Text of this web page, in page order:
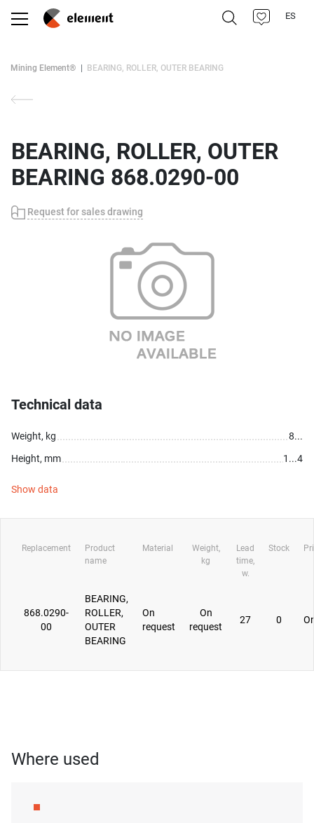
ES
Mining Element® BEARING, ROLLER, OUTER BEARING
BEARING, ROLLER, OUTER
BEARING 868.0290-00
Request for sales drawing
Technical data
Weight, kg
8...
Height, mm
1...4
Show data
Replacement
Product
name
Material
Weight,
kg
Lead
time,
w.
Stock
868.0290-
00
BEARING,
ROLLER,
OUTER
BEARING
On
request
On
request
27 0
Where used